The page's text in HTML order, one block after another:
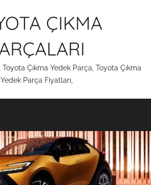
ÇIKMA
Çıkma Yedek Parça, Toyota Çıkma
Yedek Parça Fiyatları,